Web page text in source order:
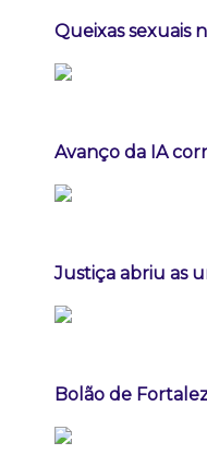
Queixas sexuais
Avanço da IA
Justiça abriu as
Bolão de